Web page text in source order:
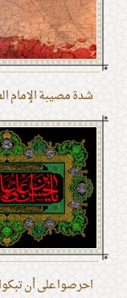
شدة مصيبة الإمام
احرصوا على أن